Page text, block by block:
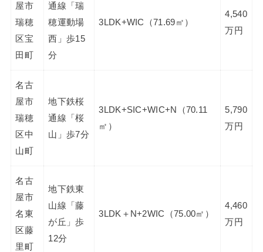
屋市
瑞穂
区宝
田町
通線「瑞
穂運動場
西」歩15
分
3LDK+WIC（71.69㎡）
4,540
万円
名古
屋市
瑞穂
区中
山町
地下鉄桜
通線「桜
山」歩7分
3LDK+SIC+WIC+N（70.11
㎡）
5,790
万円
名古
屋市
名東
区藤
里町
地下鉄東
山線「藤
が丘」歩
12分
3LDK＋N+2WIC（75.00㎡）
4,460
万円